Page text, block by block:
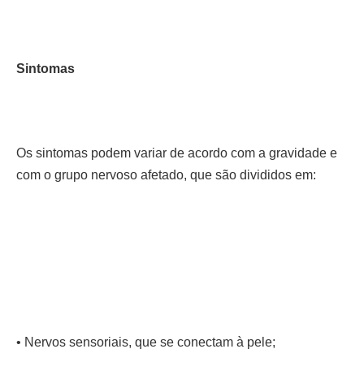
Sintomas
Os sintomas podem variar de acordo com a gravidade e
com o grupo nervoso afetado, que são divididos em:
• Nervos sensoriais, que se conectam à pele;